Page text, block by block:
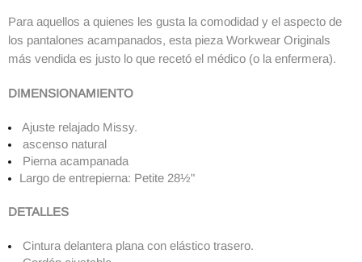
Para aquellos a quienes les gusta la comodidad y el aspecto de
los pantalones acampanados, esta pieza Workwear Originals
más vendida es justo lo que recetó el médico (o la enfermera).
DIMENSIONAMIENTO
Ajuste relajado Missy.
ascenso natural
Pierna acampanada
Largo de entrepierna: Petite 28½"
DETALLES
Cintura delantera plana con elástico trasero.